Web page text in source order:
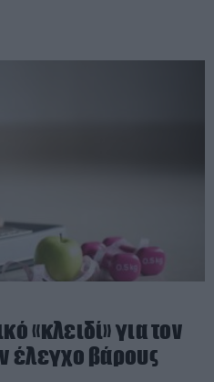
«κλειδί» για τον
έλεγχο βάρους